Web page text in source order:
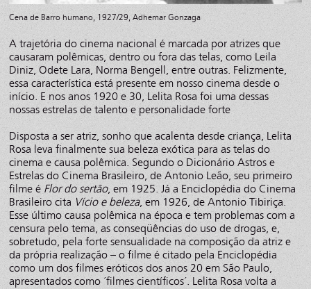
Cena de Barro humano, 1927/29, Adhemar Gonzaga
A trajetória do cinema nacional é marcada por atrizes que
causaram polêmicas, dentro ou fora das telas, como Leila
Diniz, Odete Lara, Norma Bengell, entre outras. Felizmente,
essa característica está presente em nosso cinema desde o
início. E nos anos 1920 e 30, Lelita Rosa foi uma dessas
nossas estrelas de talento e personalidade forte
Disposta a ser atriz, sonho que acalenta desde criança, Lelita
Rosa leva finalmente sua beleza exótica para as telas do
cinema e causa polêmica. Segundo o Dicionário Astros e
Estrelas do Cinema Brasileiro, de Antonio Leão, seu primeiro
filme é Flor do sertão, em 1925. Já a Enciclopédia do Cinema
Brasileiro cita Vício e beleza, em 1926, de Antonio Tibiriça.
Esse último causa polêmica na época e tem problemas com a
censura pelo tema, as conseqüências do uso de drogas, e,
sobretudo, pela forte sensualidade na composição da atriz e
da própria realização – o filme é citado pela Enciclopédia
como um dos filmes eróticos dos anos 20 em São Paulo,
apresentados como ´filmes científicos´. Lelita Rosa volta a